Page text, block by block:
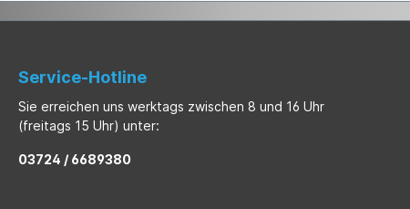
Service-Hotline
Sie erreichen uns werktags zwischen 8 und 16 Uhr
(freitags 15 Uhr) unter:
03724 / 6689380